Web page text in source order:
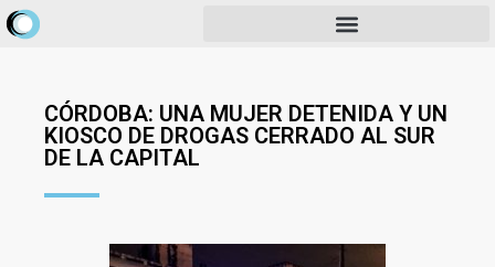
CÓRDOBA: UNA MUJER DETENIDA Y UN
KIOSCO DE DROGAS CERRADO AL SUR
DE LA CAPITAL